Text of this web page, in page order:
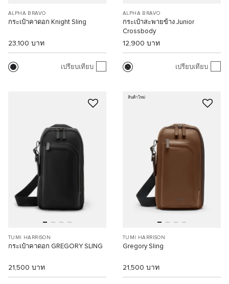
ALPHA BRAVO
กระเป๋าคาดอก Knight Sling
23,100 บาท
เปรียบเทียบ
ALPHA BRAVO
กระเป๋าสะพายข้าง Junior
Crossbody
12,900 บาท
เปรียบเทียบ
TUMI HARRISON
กระเป๋าคาดอก GREGORY SLING
21,500 บาท
สินค้าใหม่
TUMI HARRISON
Gregory Sling
21,500 บาท